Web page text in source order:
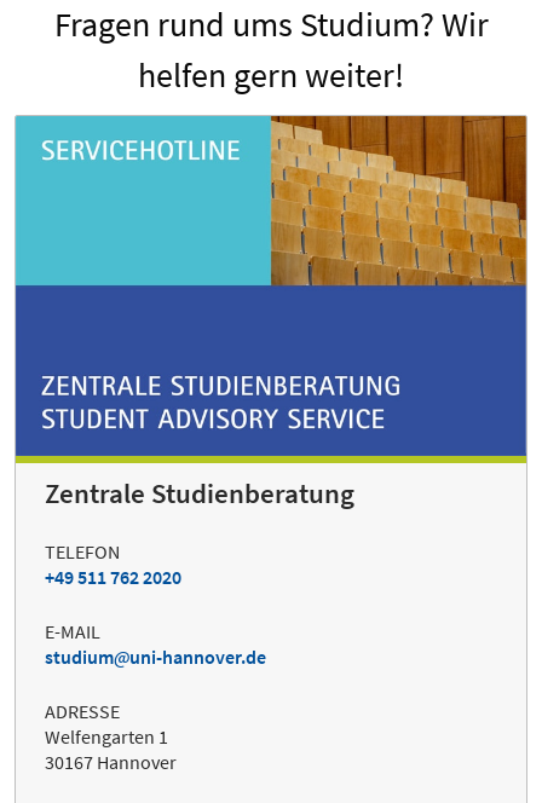
Fragen rund ums Studium? Wir
helfen gern weiter!
Zentrale Studienberatung
TELEFON
+49 511 762 2020
E-MAIL
studium
uni-hannover.de
ADRESSE
Welfengarten 1
30167 Hannover